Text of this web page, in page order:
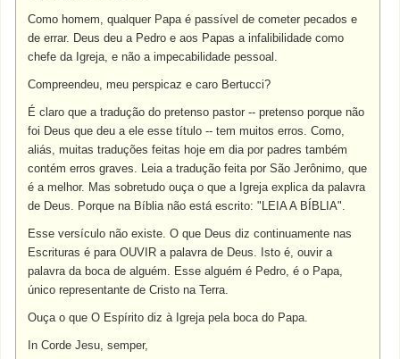
Como homem, qualquer Papa é passível de cometer pecados e
de errar. Deus deu a Pedro e aos Papas a infalibilidade como
chefe da Igreja, e não a impecabilidade pessoal.
Compreendeu, meu perspicaz e caro Bertucci?
É claro que a tradução do pretenso pastor -- pretenso porque não
foi Deus que deu a ele esse título -- tem muitos erros. Como,
aliás, muitas traduções feitas hoje em dia por padres também
contém erros graves. Leia a tradução feita por São Jerônimo, que
é a melhor. Mas sobretudo ouça o que a Igreja explica da palavra
de Deus. Porque na Bíblia não está escrito: "LEIA A BÍBLIA".
Esse versículo não existe. O que Deus diz continuamente nas
Escrituras é para OUVIR a palavra de Deus. Isto é, ouvir a
palavra da boca de alguém. Esse alguém é Pedro, é o Papa,
único representante de Cristo na Terra.
Ouça o que O Espírito diz à Igreja pela boca do Papa.
In Corde Jesu, semper,